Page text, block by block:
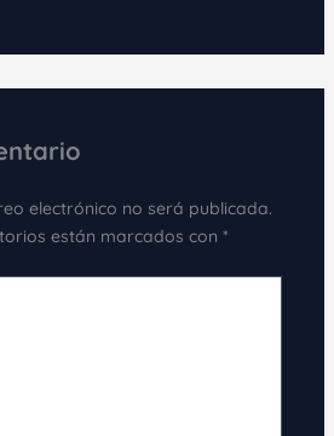
electrónico no será publicada.
están marcados con *